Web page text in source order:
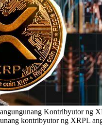
Kontribyutor ng
kontribyutor ng XRPL